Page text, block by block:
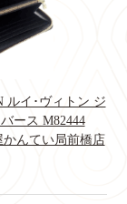
ルイ･ヴィトン ジ
ース M82444
かんてい局前橋店